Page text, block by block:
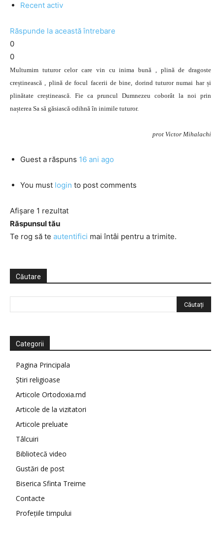
Recent activ
Răspunde la această întrebare
0
0
Multumim tuturor celor care vin cu inima bună , plină de dragoste
creștinească , plină de focul facerii de bine, dorind tuturor numai har și
plinătate creștinească. Fie ca pruncul Dumnezeu coborât la noi prin
nașterea Sa să găsiască odihnă în inimile tuturor.
prot Victor Mihalachi
Guest a răspuns 16 ani ago
You must login to post comments
Afișare 1 rezultat
Răspunsul tău
Te rog să te autentifici mai întâi pentru a trimite.
Căutare
Categorii
Pagina Principala
Știri religioase
Articole Ortodoxia.md
Articole de la vizitatori
Articole preluate
Tâlcuiri
Bibliotecă video
Gustări de post
Biserica Sfinta Treime
Contacte
Profețiile timpului